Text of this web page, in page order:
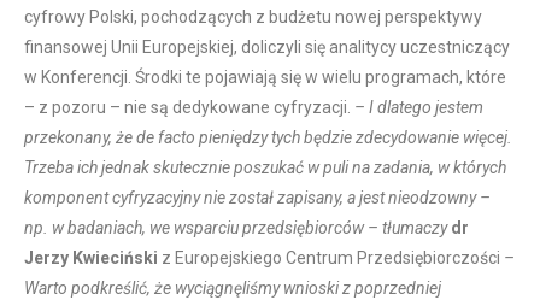
cyfrowy Polski, pochodzących z budżetu nowej perspektywy
finansowej Unii Europejskiej, doliczyli się analitycy uczestniczący
w Konferencji. Środki te pojawiają się w wielu programach, które
– z pozoru – nie są dedykowane cyfryzacji. – I dlatego jestem
przekonany, że de facto pieniędzy tych będzie zdecydowanie więcej.
Trzeba ich jednak skutecznie poszukać w puli na zadania, w których
komponent cyfryzacyjny nie został zapisany, a jest nieodzowny –
np. w badaniach, we wsparciu przedsiębiorców – tłumaczy dr
Jerzy Kwieciński z Europejskiego Centrum Przedsiębiorczości –
Warto podkreślić, że wyciągnęliśmy wnioski z poprzedniej